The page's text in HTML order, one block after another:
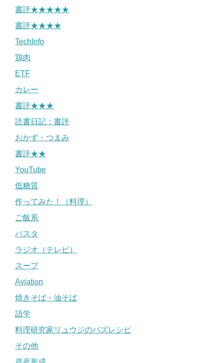
書評★★★★★
書評★★★★
TechInfo
鶏肉
ETF
カレー
書評★★★
読書日記：書評
おかず・つまみ
書評★★
YouTube
低糖質
作ってみた！（料理）
ご飯系
パスタ
ラジオ（テレビ）
スープ
Aviation
焼きそば・油そば
語学
料理研究家リュウジのバズレシピ
その他